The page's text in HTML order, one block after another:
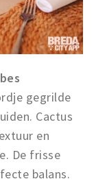
gegrilde
Cactus
en
De frisse
balans.